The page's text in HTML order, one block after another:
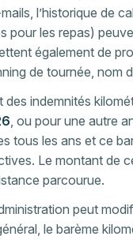
l’historique de
pour les repas)
également de
de tournée, nom
des indemnités
, ou pour une autre
tous les ans et ce
Le montant de
parcourue.
peut
le barème